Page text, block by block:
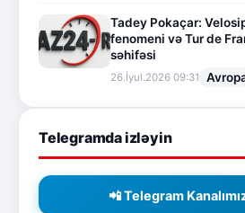
Tadey Pokaçar:
fenomeni və Tur de
səhifəsi
26.İyul.2026 09:31
Telegramda izləyin
📲 Telegram